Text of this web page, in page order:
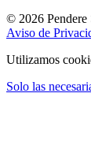
© 2026 Pendere
Aviso de
Utilizamos
Solo las